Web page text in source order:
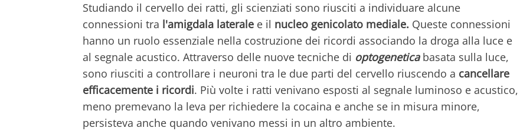
Studiando il cervello dei ratti, gli scienziati sono riusciti a individuare alcune
connessioni tra l'amigdala laterale e il nucleo genicolato mediale. Queste connessioni
hanno un ruolo essenziale nella costruzione dei ricordi associando la droga alla luce e
al segnale acustico. Attraverso delle nuove tecniche di optogenetica basata sulla luce,
sono riusciti a controllare i neuroni tra le due parti del cervello riuscendo a cancellare
efficacemente i ricordi. Più volte i ratti venivano esposti al segnale luminoso e acustico,
meno premevano la leva per richiedere la cocaina e anche se in misura minore,
persisteva anche quando venivano messi in un altro ambiente.